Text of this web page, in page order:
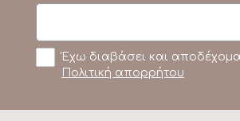
Έχω διαβάσει και
Πολιτική απορρήτου